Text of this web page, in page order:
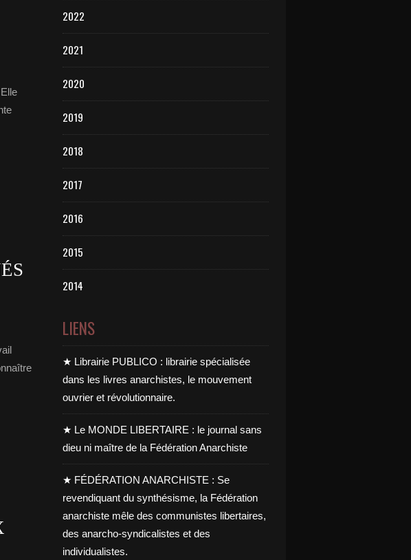
2022
2021
2020
2019
2018
2017
2016
2015
2014
LIENS
★ Librairie PUBLICO : librairie spécialisée
dans les livres anarchistes, le mouvement
ouvrier et révolutionnaire.
★ Le MONDE LIBERTAIRE : le journal sans
dieu ni maître de la Fédération Anarchiste
★ FÉDÉRATION ANARCHISTE : Se
revendiquant du synthésisme, la Fédération
anarchiste mêle des communistes libertaires,
des anarcho-syndicalistes et des
individualistes.